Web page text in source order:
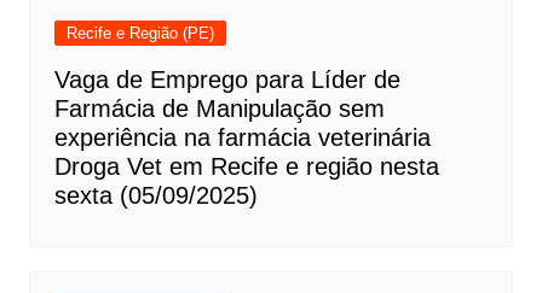
Recife e Região (PE)
Vaga de Emprego para Líder de
Farmácia de Manipulação sem
experiência na farmácia veterinária
Droga Vet em Recife e região nesta
sexta (05/09/2025)